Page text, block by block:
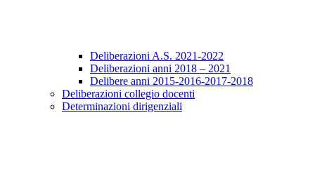
Deliberazioni A.S. 2021-2022
Deliberazioni anni 2018 – 2021
Delibere anni 2015-2016-2017-2018
Deliberazioni collegio docenti
Determinazioni dirigenziali